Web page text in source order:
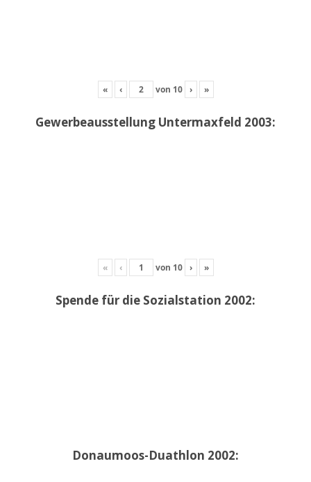
« ‹ von 10 › »
Gewerbeausstellung Untermaxfeld 2003:
« ‹ von 10 › »
Spende für die Sozialstation 2002:
Donaumoos-Duathlon 2002: